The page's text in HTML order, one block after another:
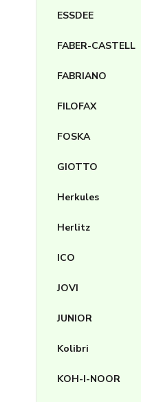
ESSDEE
FABER-CASTELL
FABRIANO
FILOFAX
FOSKA
GIOTTO
Herkules
Herlitz
ICO
JOVI
JUNIOR
Kolibri
KOH-I-NOOR